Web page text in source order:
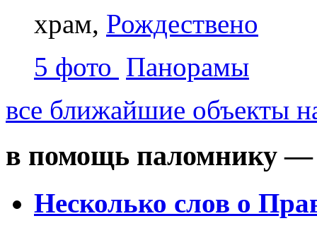
храм, Рождествено
5 фото Панорамы
все ближайшие объекты
в помощь паломнику —
Несколько слов о